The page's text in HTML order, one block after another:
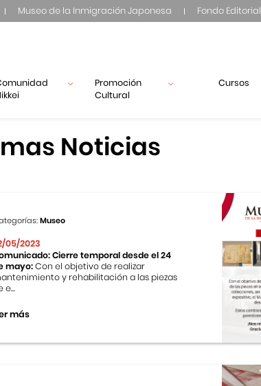
Museo de la Inmigración Japonesa Fondo Editorial
Promoción
Cultural
Cursos
Noticias
Museo
05/2023
Cierre temporal desde el 24
mayo:Con el objetivo de realizar
y rehabilitación a las piezas
e...
más